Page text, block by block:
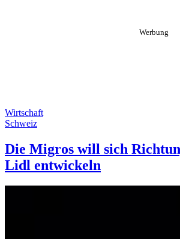
Wirtschaft
Schweiz
Die Migros will sich
Lidl entwickeln